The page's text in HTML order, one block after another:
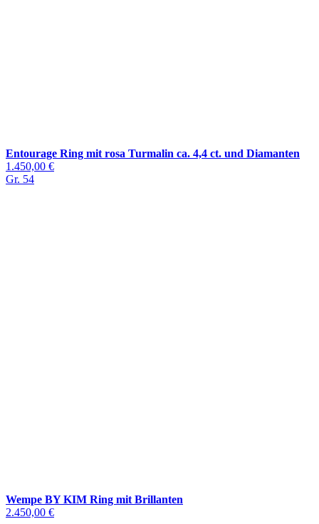
Entourage Ring mit rosa Turmalin ca. 4,4 ct. und Diamanten
1.450,00 €
Gr. 54
Wempe BY KIM Ring mit Brillanten
2.450,00 €